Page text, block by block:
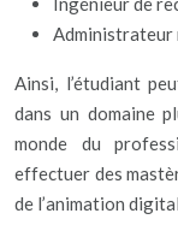
Administrateur
Ainsi, l’étudiant
dans un domaine
monde du
effectuer des
de l’animation